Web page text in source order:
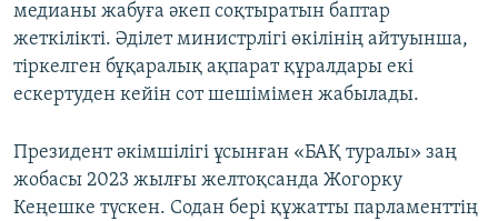
медианы жабуға әкеп соқтыратын баптар
жеткілікті. Әділет министрлігі өкілінің айтуынша,
тіркелген бұқаралық ақпарат құралдары екі
ескертуден кейін сот шешімімен жабылады.
Президент әкімшілігі ұсынған «БАҚ туралы» заң
жобасы 2023 жылғы желтоқсанда Жогорку
Кеңешке түскен. Содан бері құжатты парламенттің